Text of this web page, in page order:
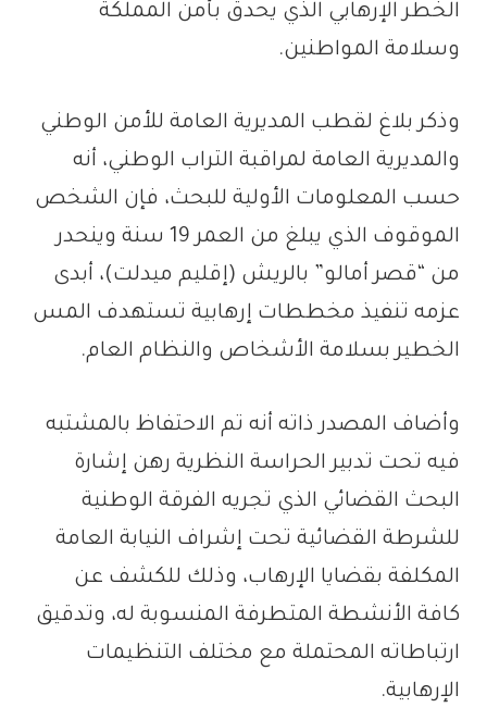
الخطر الإرهابي الذي يحدق بأمن المملكة
وسلامة المواطنين.
وذكر بلاغ لقطب المديرية العامة للأمن الوطني
والمديرية العامة لمراقبة التراب الوطني، أنه
حسب المعلومات الأولية للبحث، فإن الشخص
الموقوف الذي يبلغ من العمر 19 سنة وينحدر
من “قصر أمالو” بالريش (إقليم ميدلت)، أبدى
عزمه تنفيذ مخططات إرهابية تستهدف المس
الخطير بسلامة الأشخاص والنظام العام.
وأضاف المصدر ذاته أنه تم الاحتفاظ بالمشتبه
فيه تحت تدبير الحراسة النظرية رهن إشارة
البحث القضائي الذي تجريه الفرقة الوطنية
للشرطة القضائية تحت إشراف النيابة العامة
المكلفة بقضايا الإرهاب، وذلك للكشف عن
كافة الأنشطة المتطرفة المنسوبة له، وتدقيق
ارتباطاته المحتملة مع مختلف التنظيمات
الإرهابية.